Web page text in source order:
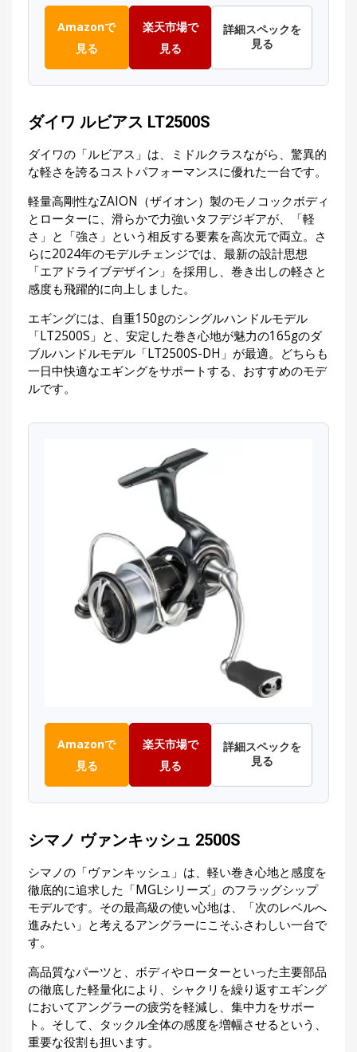
Amazonで
見る
楽天市場で
見る
詳細スペックを
見る
ダイワ ルビアス LT2500S
ダイワの「ルビアス」は、ミドルクラスながら、驚異的
な軽さを誇るコストパフォーマンスに優れた一台です。
軽量高剛性なZAION（ザイオン）製のモノコックボディ
とローターに、滑らかで力強いタフデジギアが、「軽
さ」と「強さ」という相反する要素を高次元で両立。さ
らに2024年のモデルチェンジでは、最新の設計思想
「エアドライブデザイン」を採用し、巻き出しの軽さと
感度も飛躍的に向上しました。
エギングには、自重150gのシングルハンドルモデル
「LT2500S」と、安定した巻き心地が魅力の165gのダ
ブルハンドルモデル「LT2500S-DH」が最適。どちらも
一日中快適なエギングをサポートする、おすすめのモデ
ルです。
Amazonで
見る
楽天市場で
見る
詳細スペックを
見る
シマノ ヴァンキッシュ 2500S
シマノの「ヴァンキッシュ」は、軽い巻き心地と感度を
徹底的に追求した「MGLシリーズ」のフラッグシップ
モデルです。その最高級の使い心地は、「次のレベルへ
進みたい」と考えるアングラーにこそふさわしい一台で
す。
高品質なパーツと、ボディやローターといった主要部品
の徹底した軽量化により、シャクリを繰り返すエギング
においてアングラーの疲労を軽減し、集中力をサポー
ト。そして、タックル全体の感度を増幅させるという、
重要な役割も担います。